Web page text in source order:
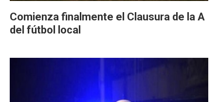
Comienza finalmente el Clausura de la A
del fútbol local